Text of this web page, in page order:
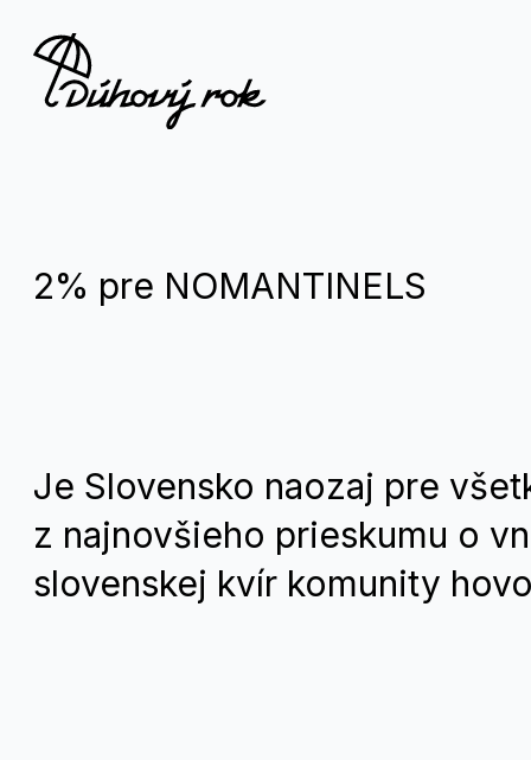
2% pre NOMANTINELS
Je Slovensko naozaj pre
z najnovšieho prieskumu o
slovenskej kvír komunity